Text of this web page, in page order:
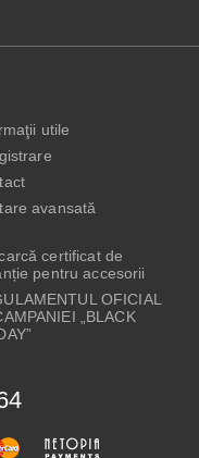
utile
avansată
certificat de
pentru accesorii
OFICIAL
„BLACK